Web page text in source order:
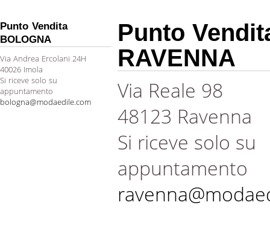
Punto Vendita
BOLOGNA
Via Andrea Ercolani 24H
40026 Imola
Si riceve solo su
appuntamento
bologna@modaedile.com
Punto
RAVENNA
Via Reale 98
48123 Ravenna
Si riceve solo su
appuntamento